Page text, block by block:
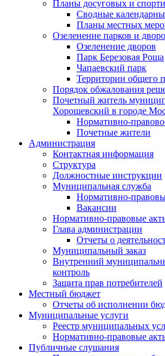
Планы досуговых и
Сводные
Планы местных
Озеленение парков и
Озеленение дворов
Парк Березовая Роща
Чапаевский парк
Территории общего
Порядок обжалования
Почетный житель
Хорошевский в городе
Нормативно-
Почетные жители
Администрация
Контактная информация
Структура
Должностные инструкции
Муниципальная служба
Нормативно-
Вакансии
Нормативно-правовые
Глава администрации
Отчеты о
Муниципальный заказ
Внутренний
контроль
Защита прав потребителей
Местный бюджет
Отчеты об исполнении
Муниципальные услуги
Реестр муниципальных
Нормативно-правовые
Публичные слушания